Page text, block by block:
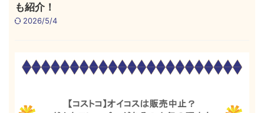
も紹介！
2026/5/4